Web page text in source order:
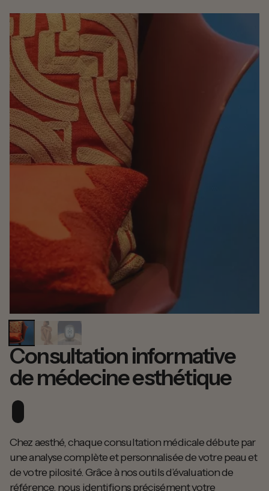
Consultation informative
de médecine esthétique
Chez aesthé, chaque consultation médicale débute par
une analyse complète et personnalisée de votre peau et
de votre pilosité. Grâce à nos outils d’évaluation de
référence, nous identifions précisément votre